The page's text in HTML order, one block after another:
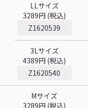
LLサイズ
3289円 (税込)
Z1620539
3Lサイズ
4389円 (税込)
Z1620540
Mサイズ
3289円 (税込)